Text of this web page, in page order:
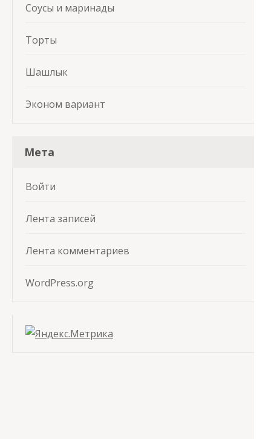
Соусы и маринады
Торты
Шашлык
Эконом вариант
Мета
Войти
Лента записей
Лента комментариев
WordPress.org